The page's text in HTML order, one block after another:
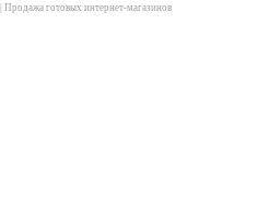
Продажа готовых интернет-магазинов